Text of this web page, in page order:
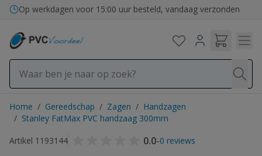
Ga naar de inhoud
Op werkdagen voor 15:00 uur besteld, vandaag verzonden
Home / Gereedschap / Zagen / Handzagen
/ Stanley FatMax PVC handzaag 300mm
Artikel 1193144
0.0-0 reviews